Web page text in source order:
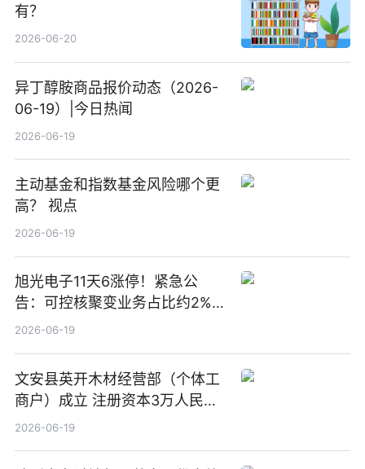
有？
2026-06-20
异丁醇胺商品报价动态（2026-
06-19）|今日热闻
2026-06-19
主动基金和指数基金风险哪个更
高？ 视点
2026-06-19
旭光电子11天6涨停！紧急公
告：可控核聚变业务占比约2%！
前沿热点
2026-06-19
文安县英开木材经营部（个体工
商户）成立 注册资本3万人民币
新要闻
2026-06-19